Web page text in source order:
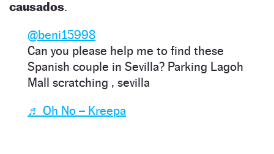
causados.
@beni15998
Can you please help me to find these
Spanish couple in Sevilla? Parking Lagoh
Mall scratching , sevilla
♬ Oh No – Kreepa